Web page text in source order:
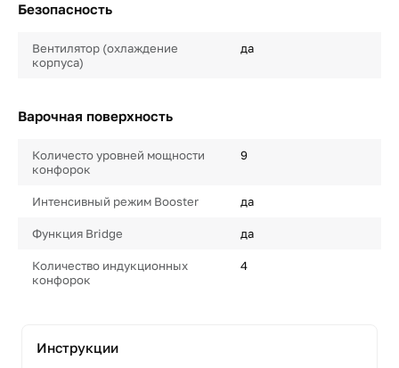
Безопасность
Вентилятор (охлаждение
корпуса)
да
Варочная поверхность
Количесто уровней мощности
конфорок
9
Интенсивный режим Booster да
Функция Bridge да
Количество индукционных
конфорок
4
Инструкции